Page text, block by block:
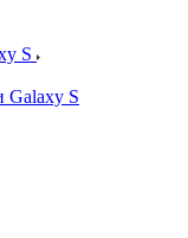
S
Galaxy S